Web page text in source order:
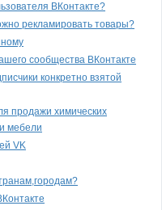
ВКонтакте?
рекламировать товары?
сообщества ВКонтакте
конкретно взятой
продажи химических
мебели
VK